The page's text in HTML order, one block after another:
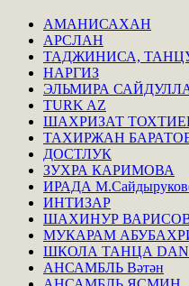
АМАНИСАХАН
АРСЛАН
ТАДЖИНИСА,
НАРГИЗ
ЭЛЬМИРА
TURK AZ
ШАХРИЗАТ
ТАХИРЖАН
ДОСТЛУК
ЗУХРА КАРИМОВА
ИРАДА
ИНТИЗАР
ШАХИНУР
МУКАРАМ
ШКОЛА ТАНЦА
АНСАМБЛЬ Вәтән